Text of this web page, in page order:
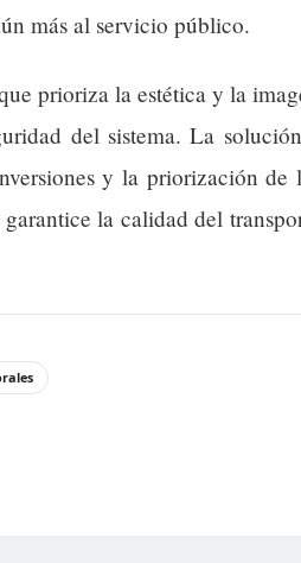
más al servicio público.
prioriza la estética y la
del sistema. La
y la priorización de
la calidad del